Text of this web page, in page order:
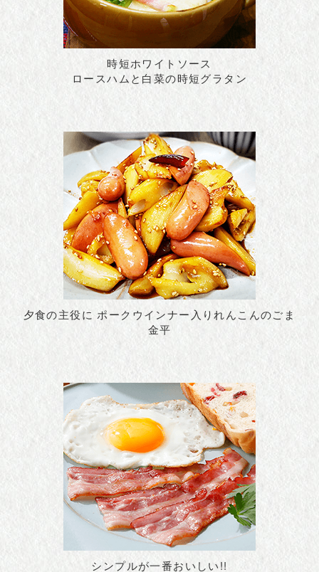
時短ホワイトソース
ロースハムと白菜の時短グラタン
夕食の主役に ポークウインナー入りれんこんのごま
金平
シンプルが一番おいしい!!